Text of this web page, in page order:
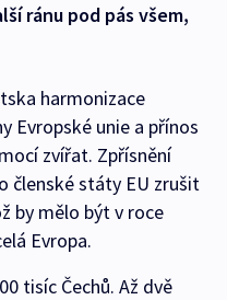
ránu pod pás všem,
harmonizace
Evropské unie a přínos
zvířat. Zpřísnění
členské státy EU zrušit
by mělo být v roce
Evropa.
tisíc Čechů. Až dvě